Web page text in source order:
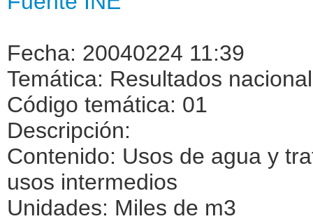
Fecha: 20040224 11:39
Temática: Resultados
Código temática: 01
Descripción:
Contenido: Usos de agua y
usos intermedios
Unidades: Miles de m3